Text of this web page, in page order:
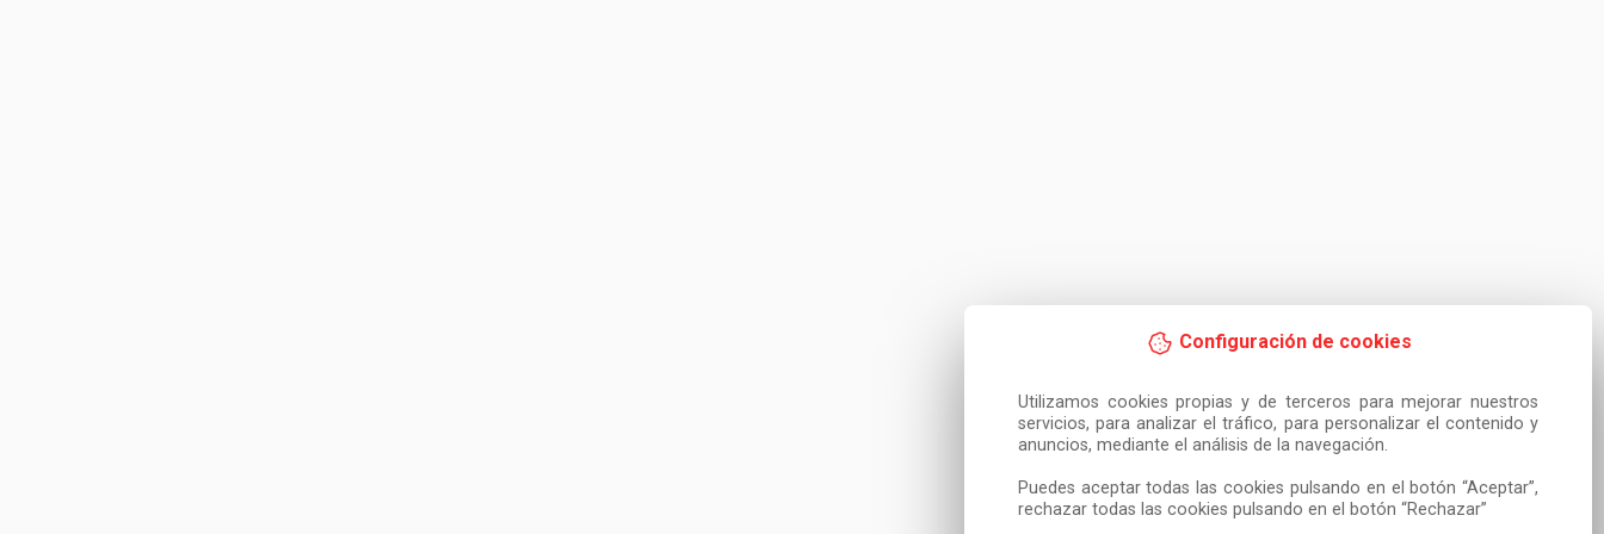
Configuración de cookies
Utilizamos cookies propias y de terceros para mejorar nuestros
servicios, para analizar el tráfico, para personalizar el contenido y
anuncios, mediante el análisis de la navegación.
Puedes aceptar todas las cookies pulsando en el botón “Aceptar”,
rechazar todas las cookies pulsando en el botón “Rechazar”